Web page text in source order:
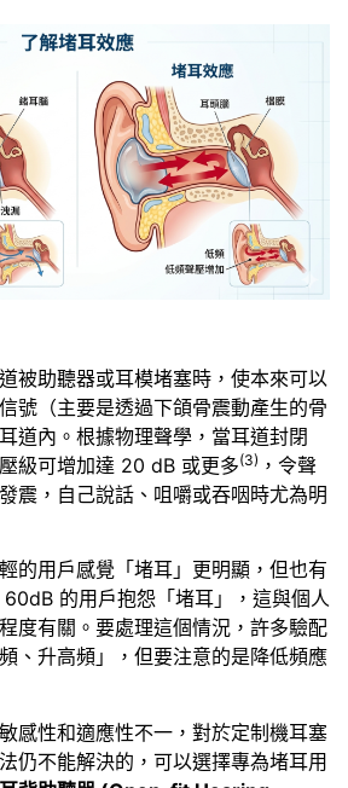
被助聽器或耳模堵塞時，使本來可以
號（主要是透過下頜骨震動產生的骨
道內。根據物理聲學，當耳道封閉
級可增加達 20 dB 或更多(3) ，令聲
震，自己說話、咀嚼或吞咽時尤為明
的用戶感覺「堵耳」更明顯，但也有
的用戶抱怨「堵耳」，這與個人
度有關。要處理這個情況，許多驗配
、升高頻」，但要注意的是降低頻應
感性和適應性不一，對於定制機耳塞
仍不能解決的，可以選擇專為堵耳用